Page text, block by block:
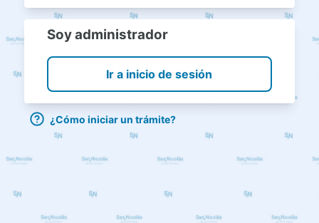
Soy administrador
Ir a inicio de sesión
¿Cómo iniciar un trámite?